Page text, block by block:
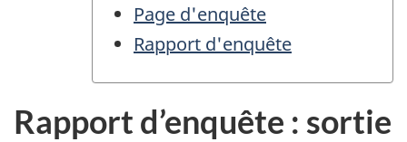
Page d'enquête
Rapport d'enquête
Rapport d’enquête : sortie